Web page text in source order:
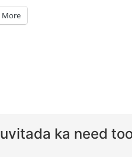
More
ka need